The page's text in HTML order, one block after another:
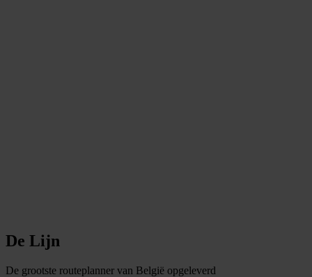
De Lijn
De grootste routeplanner van België opgeleverd